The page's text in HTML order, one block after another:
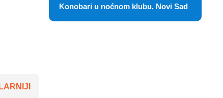
Konobari u noćnom klubu, Novi Sad